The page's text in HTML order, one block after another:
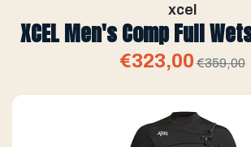
xcel
XCEL Men's Comp Full
€323,00 €359,00